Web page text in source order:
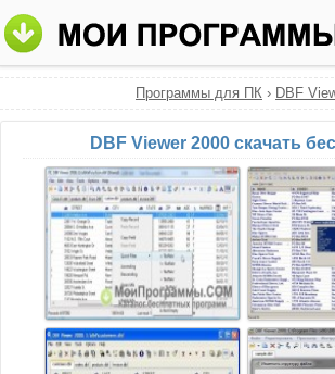
Программы для ПК › DBF
DBF Viewer 2000 скачать